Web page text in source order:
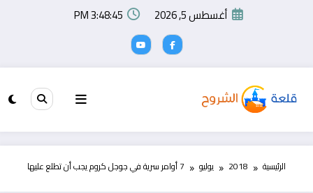
أغسطس 5, 2026 3:48:45 PM
الرئيسية 2018 يوليو 7 أوامر سرية في جوجل كروم يجب أن تطلع عليها